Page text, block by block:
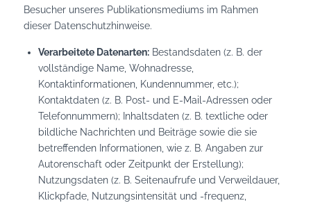
Besucher unseres Publikationsmediums im Rahmen
dieser Datenschutzhinweise.
Verarbeitete Datenarten:Bestandsdaten (z. B. der
vollständige Name, Wohnadresse,
Kontaktinformationen, Kundennummer, etc.);
Kontaktdaten (z. B. Post- und E-Mail-Adressen oder
Telefonnummern); Inhaltsdaten (z. B. textliche oder
bildliche Nachrichten und Beiträge sowie die sie
betreffenden Informationen, wie z. B. Angaben zur
Autorenschaft oder Zeitpunkt der Erstellung);
Nutzungsdaten (z. B. Seitenaufrufe und Verweildauer,
Klickpfade, Nutzungsintensität und -frequenz,